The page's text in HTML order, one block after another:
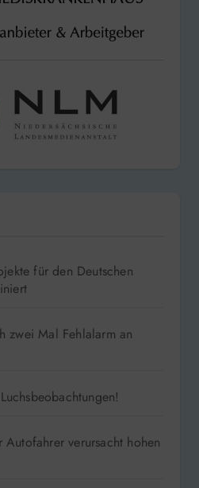
für den Deutschen
zwei Mal Fehlalarm an
verursacht hohen